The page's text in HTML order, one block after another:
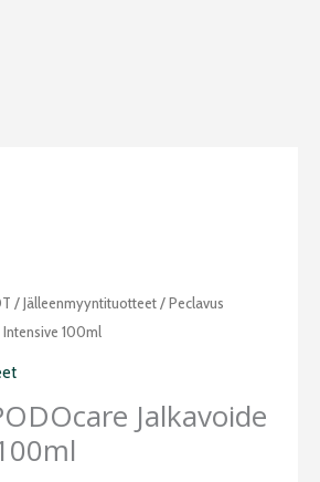
/Jälleenmyyntituotteet/ Peclavus
100ml
Jalkavoide
Nykyinen
hinta